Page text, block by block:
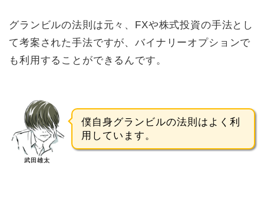
グランビルの法則は元々、FXや株式投資の手法とし
て考案された手法ですが、バイナリーオプションで
も利用することができるんです。
武田雄太
僕自身グランビルの法則はよく利
用しています。